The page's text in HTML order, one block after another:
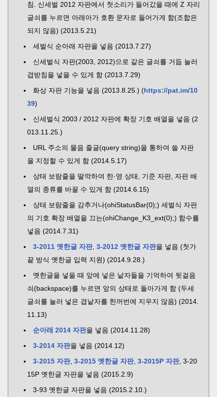
침. 신세벌 2012 자판에서 첫소리가 들어갔을 때에 Z 자리
글쇠를 누르면 아래아가 호환 문자로 들어가게 함(조합은
되지 않음) (2013.5.21)
세벌식 순아래 자판을 넣음 (2013.7.27)
신세벌식 자판(2003, 2012)으로 같은 글쇠를 거듭 눌러
겹받침을 넣을 수 있게 함 (2013.7.29)
화상 자판 기능을 넣음 (2013.8.25.) (https://pat.im/10
39)
신세벌식 2003 / 2012 자판에 확장 기호 배열을 넣음 (2
013.11.25.)
URL 주소의 물음 줄글(query string)을 통하여 쓸 자판
을 지정할 수 있게 함 (2014.5.17)
상태 보람줄을 딸깍하여 한·영 상태, 기준 자판, 자판 배
열의 종류를 바꿀 수 있게 함 (2014.6.15)
상태 보람줄을 감추거나(ohiStatusBar(0);) 세벌식 자판
의 기호 확장 배열을 끄는(ohiChange_K3_ext(0);) 함수를
넣음 (2014.7.31)
3-2011 옛한글 자판, 3-2012 옛한글 자판을 넣음 (첫가
끝 방식 옛한글 입력 지원) (2014.9.28.)
옛한글을 넣을 때 앞에 넣은 낱자들을 기억하여 뒷걸음
쇠(backspace)를 누르면 앞의 상태로 돌아가게 함 (두세
글쇠를 눌러 넣은 겹낱자를 한꺼번에 지우지 않음) (2014.
11.13)
순아래 2014 자판을 넣음 (2014.11.28)
3-2014 자판을 넣음 (2014.12)
3-2015 자판, 3-2015 옛한글 자판, 3-2015P 자판, 3-20
15P 옛한글 자판을 넣음 (2015.2.9)
3-93 옛한글 자판을 넣음 (2015.2.10.)